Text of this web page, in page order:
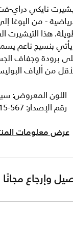
نايكي دراي-
- من اليوغا
هذا التيشيرت
بنسيج ناعم
من ألياف
اللون المعروض:
رقم الإصدار: DD0615-567
عرض معلومات
وإرجاع مجانًا